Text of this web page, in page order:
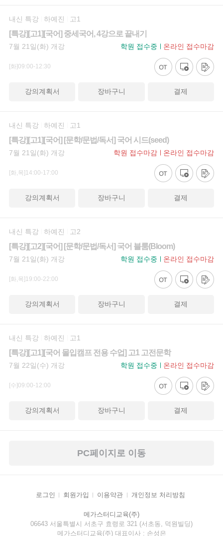
내신 특강 하예진 고1
[특강][고1][국어] 중세국어, 4강으로 끝내기
7월 21일(화) 개강 학원 접수중 온라인 접수마감
[화]09:00-12:30
강의계획서 장바구니 결제
내신 특강 하예진 고1
[특강][고1][국어] [문학/문법/독서] 국어 시드(seed)
7월 21일(화) 개강 학원 접수마감 온라인 접수마감
[화,목]14:00-17:00
강의계획서 장바구니 결제
내신 특강 하예진 고2
[특강][고2][국어] [문학/문법/독서] 국어 블룸(Bloom)
7월 21일(화) 개강 학원 접수중 온라인 접수마감
[화,목]19:00-22:00
강의계획서 장바구니 결제
내신 특강 하예진 고1
[특강][고1][국어 몰입캠프 전용 수업] 고1 고전문학
7월 22일(수) 개강 학원 접수중 온라인 접수마감
[수]09:00-12:00
강의계획서 장바구니 결제
PC페이지로 이동
로그인 회원가입 이용약관 개인정보 처리방침
메가스터디교육(주)
06643 서울특별시 서초구 효령로 321 (서초동, 덕원빌딩)
메가스터디교육(주) 대표이사 : 손성은